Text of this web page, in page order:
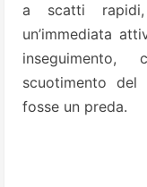
a scatti
un’immediata
scuotimento del
fosse un preda.